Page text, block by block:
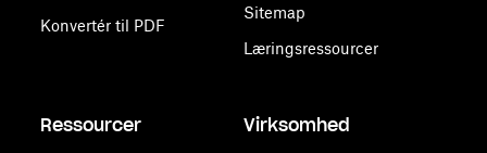
Konvertér til PDF
Sitemap
Læringsressourcer
Ressourcer Virksomhed